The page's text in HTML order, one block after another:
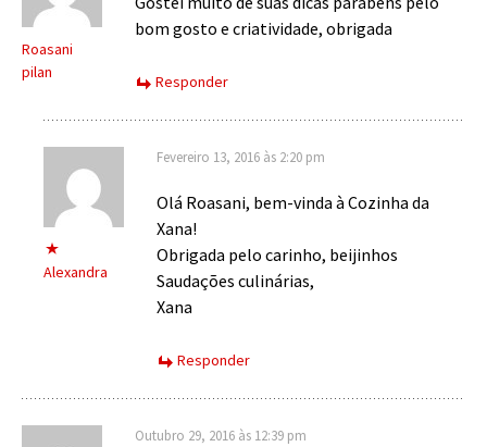
Roasani
pilan
bom gosto e criatividade, obrigada
Responder
Alexandra
Fevereiro 13, 2016 às 2:20 pm
Olá Roasani, bem-vinda à Cozinha da
Xana!
Obrigada pelo carinho, beijinhos
Saudações culinárias,
Xana
Responder
Outubro 29, 2016 às 12:39 pm